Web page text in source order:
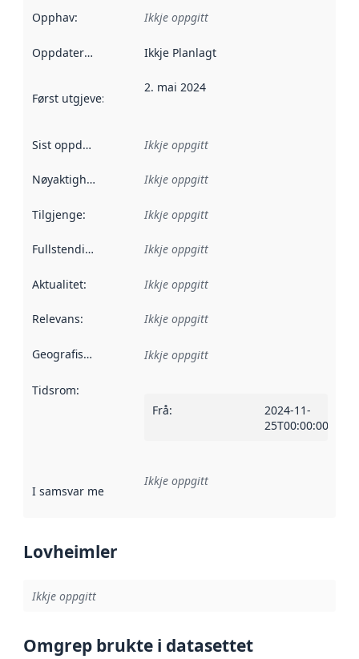
Opphav: Ikkje oppgitt
Oppdateringsfrekvens :
Ikkje Planlagt
Først utgjeve:
2. mai 2024
Sist oppdatert Ikkje oppgitt
Nøyaktigheit Ikkje oppgitt
Tilgjenge: Ikkje oppgitt
Fullstendigheit Ikkje oppgitt
Aktualitet: Ikkje oppgitt
Relevans: Ikkje oppgitt
Geografisk område Ikkje oppgitt
Tidsrom:
Frå:
2024-11-
25T00:00:00Z
I samsvar med Referanse til ei implementeringsregel eller
Ikkje oppgitt
Lovheimler
Ikkje oppgitt
Omgrep brukte i datasettet